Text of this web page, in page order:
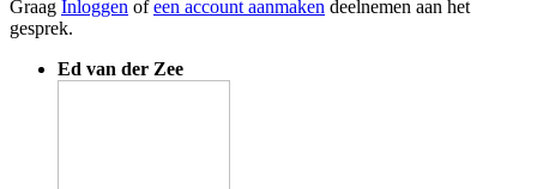
Graag Inloggen ofeen account aanmaken deelnemen aan het
gesprek.
Ed van der Zee